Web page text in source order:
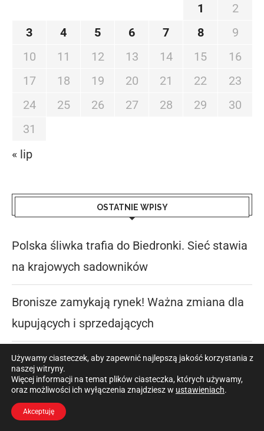
1
2
3
4 5 6 7 8
9
10
11 12 13 14 15
16
17
18 19 20 21 22
23
24
25 26 27 28 29
30
31
« lip
OSTATNIE WPISY
Polska śliwka trafia do Biedronki. Sieć stawia
na krajowych sadowników
Bronisze zamykają rynek! Ważna zmiana dla
kupujących i sprzedających
CE na nawozach – co oznacza i co kontroluje
PIORiN?
WAPA: Takich prognoz dla gruszek dawno nie
Używamy ciasteczek, aby zapewnić najlepszą jakość korzystania z
naszej witryny.
Więcej informacji na temat plików ciasteczka, których używamy,
oraz możliwości ich wyłączenia znajdziesz w ustawieniach.
Akceptuję